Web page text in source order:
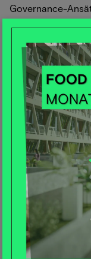
Governance-
ein Grundrecht
📱So stark
Wahrnehmung
Eine aktuelle
können unser
Essen. In vier
Influencern oder
konfrontiert, die
Das Ergebnis:
21 % eher bereit,
Reduktion von
wirksam war der